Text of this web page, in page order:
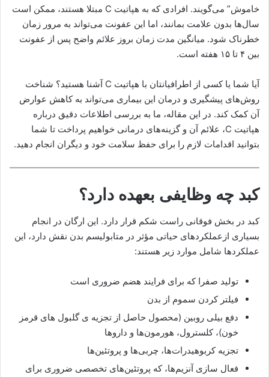
خاموش” می‌گویند. افرادی که به هپاتیت C مبتلا هستند، ممکن است
سال‌ها بدون علامت بمانند، اما این عفونت می‌تواند به مرور زمان
خطرناک شود. میانگین مدت زمان بروز علائم واضح پس از عفونت
بین ۴ تا ۱۵ هفته است.
آیا شما یا کسی از اطرافیانتان با هپاتیت C آشنا هستید؟ شناخت
روش‌های پیشگیری و درمان این بیماری می‌تواند به کاهش عوارض
آن کمک کند. در این مقاله، ما به بررسی اطلاعات دقیق درباره
هپاتیت C، علائم آن و گزینه‌های درمانی خواهیم پرداخت تا شما
بتوانید اقدامات لازم را برای حفظ سلامت خود و دیگران انجام دهید.
کبد چه وظایفی بعهده دارد؟
کبد در بخش فوقانی راست شکم قرار دارد. این ارگان در انجام
بسیاری ازعملکردهای حیاتی مؤثر در متابولیسم بدن نقش دارد، این
عملکردها شامل موارد زیر هستند:
تولید صفرا که برای فرایند هضم ضروری است
فیلتر کردن سموم از بدن
دفع بیلی روبین (محصول حاصل از تجزیه ی گلبول های قرمز
خون)، کلسترول، هورمون‌ها و داروها
تجزیه کربوهیدرات‌ها، چربی‌ها و پروتئین‌ها
فعال سازی آنزیم‌ها، که پروتئین‌های تخصصی ضروری برای